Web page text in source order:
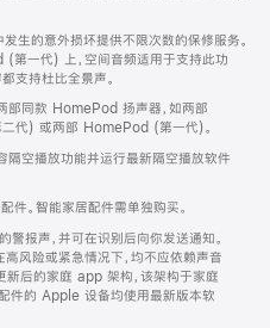
的意外损坏提供不限次数的保修服务。
一代) 上，空间音频适用于支持此功
支持杜比全景声。
同款 HomePod 扬声器，如两部
代) 或两部 HomePod (第一代)。
空播放功能并运行最新隔空播放软件
。智能家居配件需单独购买。
报声，并可在识别后向你发送通知。
风险或紧急情况下，均不应依赖声音
新后的家庭 app 架构，该架构于家庭
件的 Apple 设备均使用最新版本软